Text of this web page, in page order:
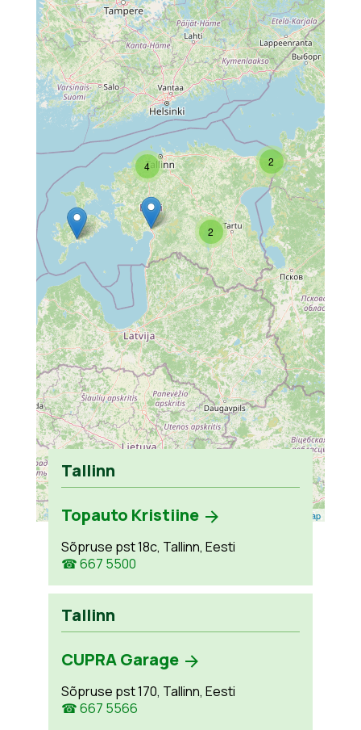
2
2
4
Leaflet OpenStreetMap
Tallinn
Topauto Kristiine
Sõpruse pst 18c, Tallinn, Eesti
☎ 667 5500
Tallinn
CUPRA Garage
Sõpruse pst 170, Tallinn, Eesti
☎ 667 5566